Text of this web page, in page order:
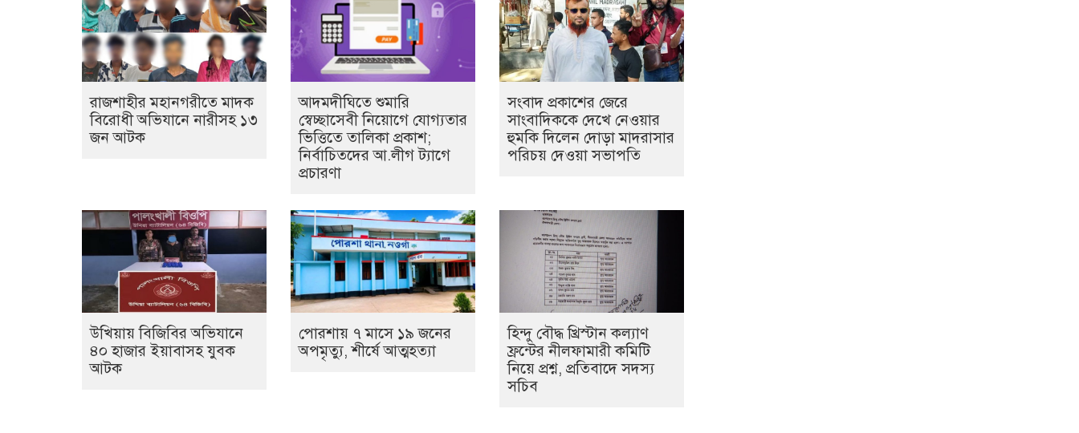
রাজশাহীর মহানগরীতে মাদক
বিরোধী অভিযানে নারীসহ ১৩
জন আটক
আদমদীঘিতে শুমারি
স্বেচ্ছাসেবী নিয়োগে যোগ্যতার
ভিত্তিতে তালিকা প্রকাশ;
নির্বাচিতদের আ.লীগ ট্যাগে
প্রচারণা
সংবাদ প্রকাশের জেরে
সাংবাদিককে দেখে নেওয়ার
হুমকি দিলেন দোড়া মাদরাসার
পরিচয় দেওয়া সভাপতি
উখিয়ায় বিজিবির অভিযানে
৪০ হাজার ইয়াবাসহ যুবক
আটক
পোরশায় ৭ মাসে ১৯ জনের
অপমৃত্যু, শীর্ষে আত্মহত্যা
হিন্দু বৌদ্ধ খ্রিস্টান কল্যাণ
ফ্রন্টের নীলফামারী কমিটি
নিয়ে প্রশ্ন, প্রতিবাদে সদস্য
সচিব